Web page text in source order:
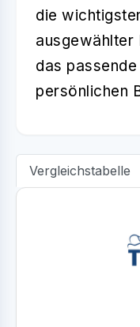
die
ausgewählter
das
persönlichen
Vergleichstabelle